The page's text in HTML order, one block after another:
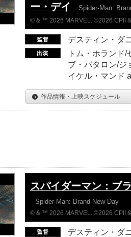
ー・デイ
Spider-Man:
© & ™ 2026 MARVEL. ©2026 CPII
デスティン・ダ
トム・ホランド
ブ・バタロン/ジ
イケル・マンド
作品情報・上映スケジュール
スパイダーマン：ブ
Spider-Man: Brand New Day
© & ™ 2026 MARVEL. ©2026 CPII
デスティン・ダ